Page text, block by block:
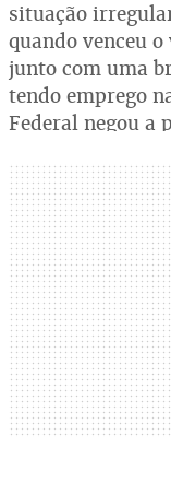
situação
quando venceu
junto com uma
tendo emprego
Federal negou a